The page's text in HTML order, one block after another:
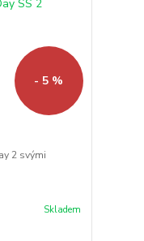
- 5 %
2 svými
Skladem